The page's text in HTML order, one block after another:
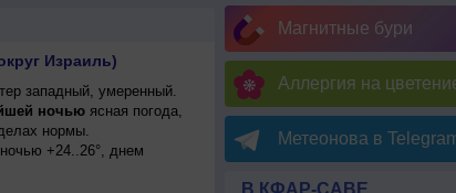
Израиль)
западный, умеренный.
ночьюясная погода,
нормы.
+24..26°, днем
Магнитные бури
Аллергия на
Метеонова в
В КФАР-САВЕ